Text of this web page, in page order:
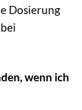
Dosierung
wenn ich